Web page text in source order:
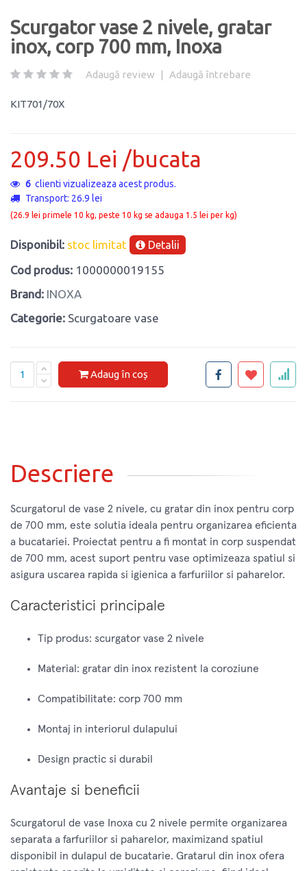
Scurgator vase 2 nivele, gratar
inox, corp 700 mm, Inoxa
Adaugă review | Adaugă întrebare
KIT701/70X
209.50 Lei /bucata
12clienti vizualizeaza acest produs.
Transport: 26.9 lei
(26.9 lei primele 10 kg, peste 10 kg se adauga 1.5 lei per kg)
Disponibil: stoc limitat Detalii
Cod produs: 1000000019155
Brand: INOXA
Categorie: Scurgatoare vase
Adaug în coș
Descriere
Scurgatorul de vase 2 nivele, cu gratar din inox pentru corp
de 700 mm, este solutia ideala pentru organizarea eficienta
a bucatariei. Proiectat pentru a fi montat in corp suspendat
de 700 mm, acest suport pentru vase optimizeaza spatiul si
asigura uscarea rapida si igienica a farfuriilor si paharelor.
Caracteristici principale
Tip produs: scurgator vase 2 nivele
Material: gratar din inox rezistent la coroziune
Compatibilitate: corp 700 mm
Montaj in interiorul dulapului
Design practic si durabil
Avantaje si beneficii
Scurgatorul de vase Inoxa cu 2 nivele permite organizarea
separata a farfuriilor si paharelor, maximizand spatiul
disponibil in dulapul de bucatarie. Gratarul din inox ofera